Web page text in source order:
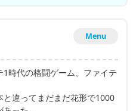
Menu
時代の格闘ゲーム、ファイテ
違ってまだまだ花形で1000